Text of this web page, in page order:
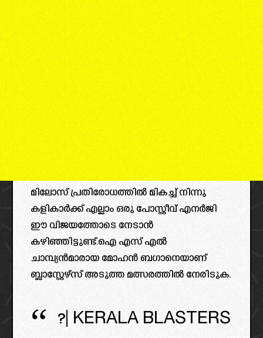
മിലോസ് പ്രതിരോധത്തിൽ മികച്ച് നിന്നു
കളികാർക്ക് എല്ലാം ഒരു പോസ്റ്റീവ് എനർജി
ഈ വിജയത്തോടെ നേടാൻ
കഴിഞ്ഞിട്ടുണ്ട്.ഐ എസ് എൽ
ചാമ്പ്യൻമാരായ മോഹൻ ബഗാനെയാണ്
ബ്ലാസ്റ്റേഴ്സ് അടുത്ത മത്സരത്തിൽ നേരിടുക.
?| KERALA BLASTERS